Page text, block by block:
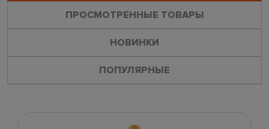
ПРОСМОТРЕННЫЕ ТОВАРЫ
НОВИНКИ
ПОПУЛЯРНЫЕ